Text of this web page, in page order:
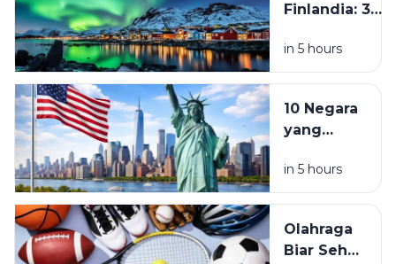
Finlandia: 3
yang Perlu
Ditinggalkan
Hidup Lebih
Tenang
in 5 hours
10 Negara
yang
Jadi
Destinasi
Traveler di
2026, dari
in 5 hours
Olahraga
Biar Sehat